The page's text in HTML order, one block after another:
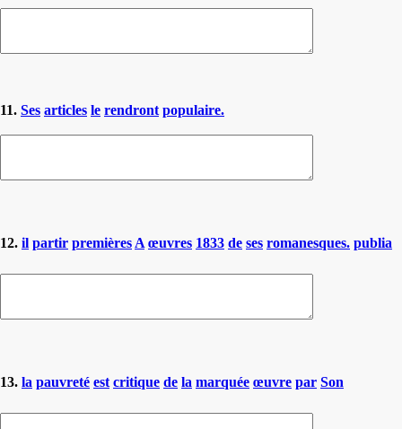
11. Ses articles le rendront populaire.
12. il partir premières A œuvres 1833 de ses romanesques. publia
13. la pauvreté est critique de la marquée œuvre par Son